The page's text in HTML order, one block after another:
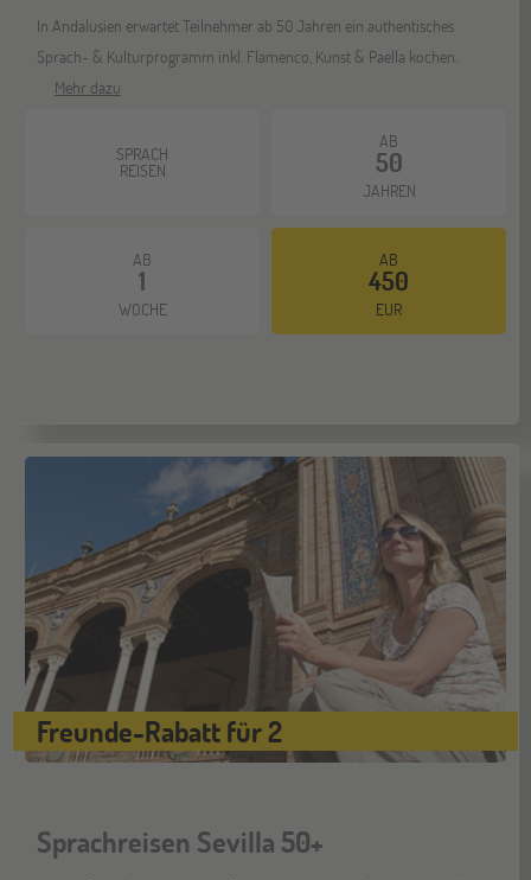
Jugendbildungsmesse JuBi
Jugendbildungsmesse JuBi
Jugendbildungsmesse JuBi
Münster
Jugendbildungsmesse JuBi
In Andalusien erwartet Teilnehmer ab 50 Jahren ein authentisches
Sprach- & Kulturprogramm inkl. Flamenco, Kunst & Paella kochen.
Mehr dazu
SPRACH
REISEN
AB
50
JAHREN
AB
1
WOCHE
AB
450
EUR
Freunde-Rabatt für 2
Sprachreisen Sevilla 50+